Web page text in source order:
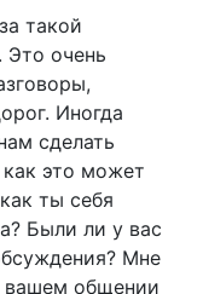
такой
Это очень
Иногда
сделать
это может
ты себя
Были ли у вас
Мне
вашем общении